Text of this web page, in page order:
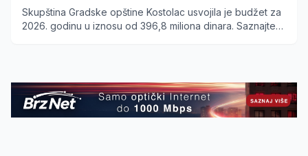
Skupština Gradske opštine Kostolac usvojila je budžet za
2026. godinu u iznosu od 396,8 miliona dinara. Saznajte